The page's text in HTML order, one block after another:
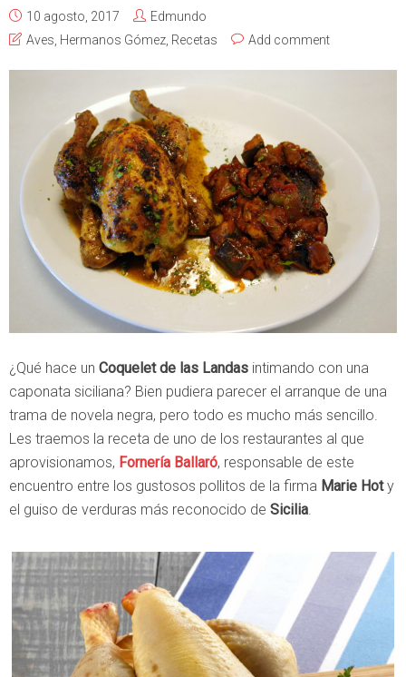
10 agosto, 2017
Edmundo
Aves, Hermanos Gómez, Recetas Add comment
¿Qué hace un Coquelet de las Landas intimando con una
caponata siciliana? Bien pudiera parecer el arranque de una
trama de novela negra, pero todo es mucho más sencillo.
Les traemos la receta de uno de los restaurantes al que
aprovisionamos, Fornería Ballaró, responsable de este
encuentro entre los gustosos pollitos de la firma Marie Hoty
el guiso de verduras más reconocido de Sicilia.